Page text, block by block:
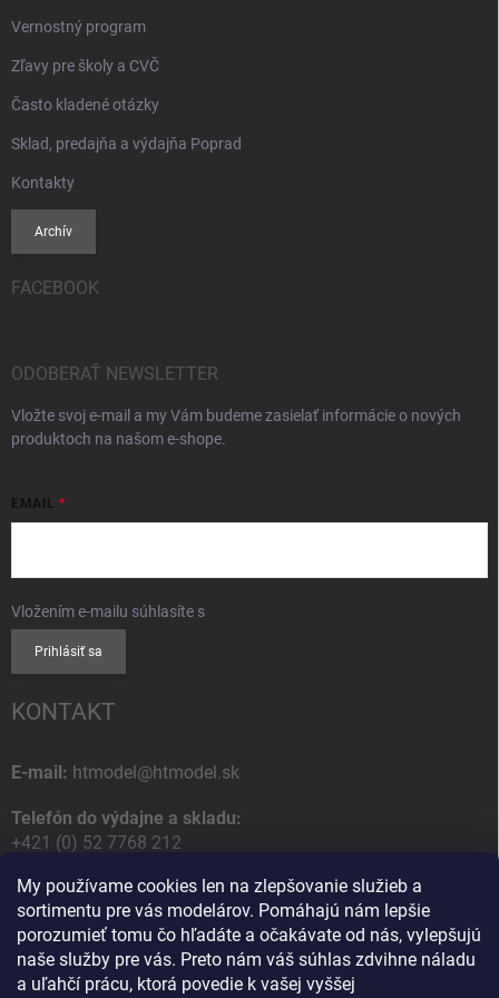
My používame cookies len na zlepšovanie služieb a
sortimentu pre vás modelárov. Pomáhajú nám lepšie
porozumieť tomu čo hľadáte a očakávate od nás, vylepšujú
naše služby pre vás. Preto nám váš súhlas zdvihne náladu
a uľahčí prácu, ktorá povedie k vašej vyššej
Vernostný program
Zľavy pre školy a CVČ
Často kladené otázky
Sklad, predajňa a výdajňa Poprad
Kontakty
Archív
FACEBOOK
ODOBERAŤ NEWSLETTER
Vložte svoj e-mail a my Vám budeme zasielať informácie o nových
produktoch na našom e-shope.
EMAIL
Vložením e-mailu súhlasíte s
Prihlásiť sa
KONTAKT
E-mail: htmodel@htmodel.sk
Telefón do výdajne a skladu:
+421 (0) 52 7768 212
Poštová / Odberná adresa:
HT model
Na letisko 49
058 01 Poprad
Slovenská Republika